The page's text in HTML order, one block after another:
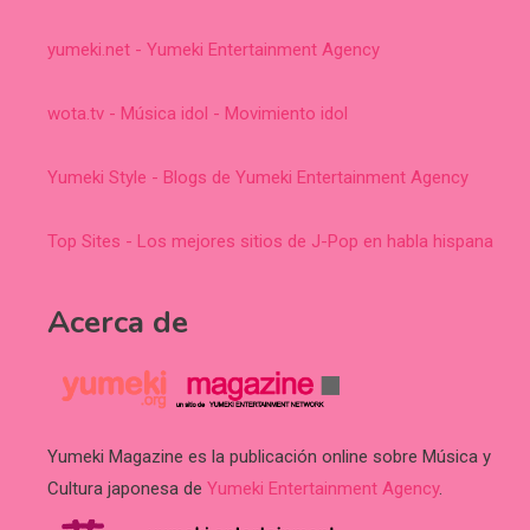
yumeki.net - Yumeki Entertainment Agency
wota.tv - Música idol - Movimiento idol
Yumeki Style - Blogs de Yumeki Entertainment Agency
Top Sites - Los mejores sitios de J-Pop en habla hispana
Acerca de
Yumeki Magazine es la publicación online sobre Música y
Cultura japonesa de Yumeki Entertainment Agency.